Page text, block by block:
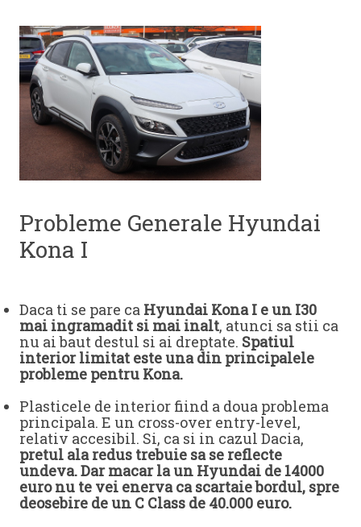
Probleme Generale Hyundai
Kona I
Daca ti se pare ca Hyundai Kona I e un I30
mai ingramadit si mai inalt, atunci sa stii ca
nu ai baut destul si ai dreptate. Spatiul
interior limitat este una din principalele
probleme pentru Kona.
Plasticele de interior fiind a doua problema
principala. E un cross-over entry-level,
relativ accesibil. Si, ca si in cazul Dacia,
pretul ala redus trebuie sa se reflecte
undeva. Dar macar la un Hyundai de 14000
euro nu te vei enerva ca scartaie bordul, spre
deosebire de un C Class de 40.000 euro.